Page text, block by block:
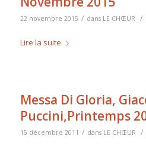
22 novembre 2015 / dans LE CHŒUR /
Lire la suite
Messa Di Gloria,
Puccini,Printemps
15 décembre 2011 / dans LE CHŒUR /